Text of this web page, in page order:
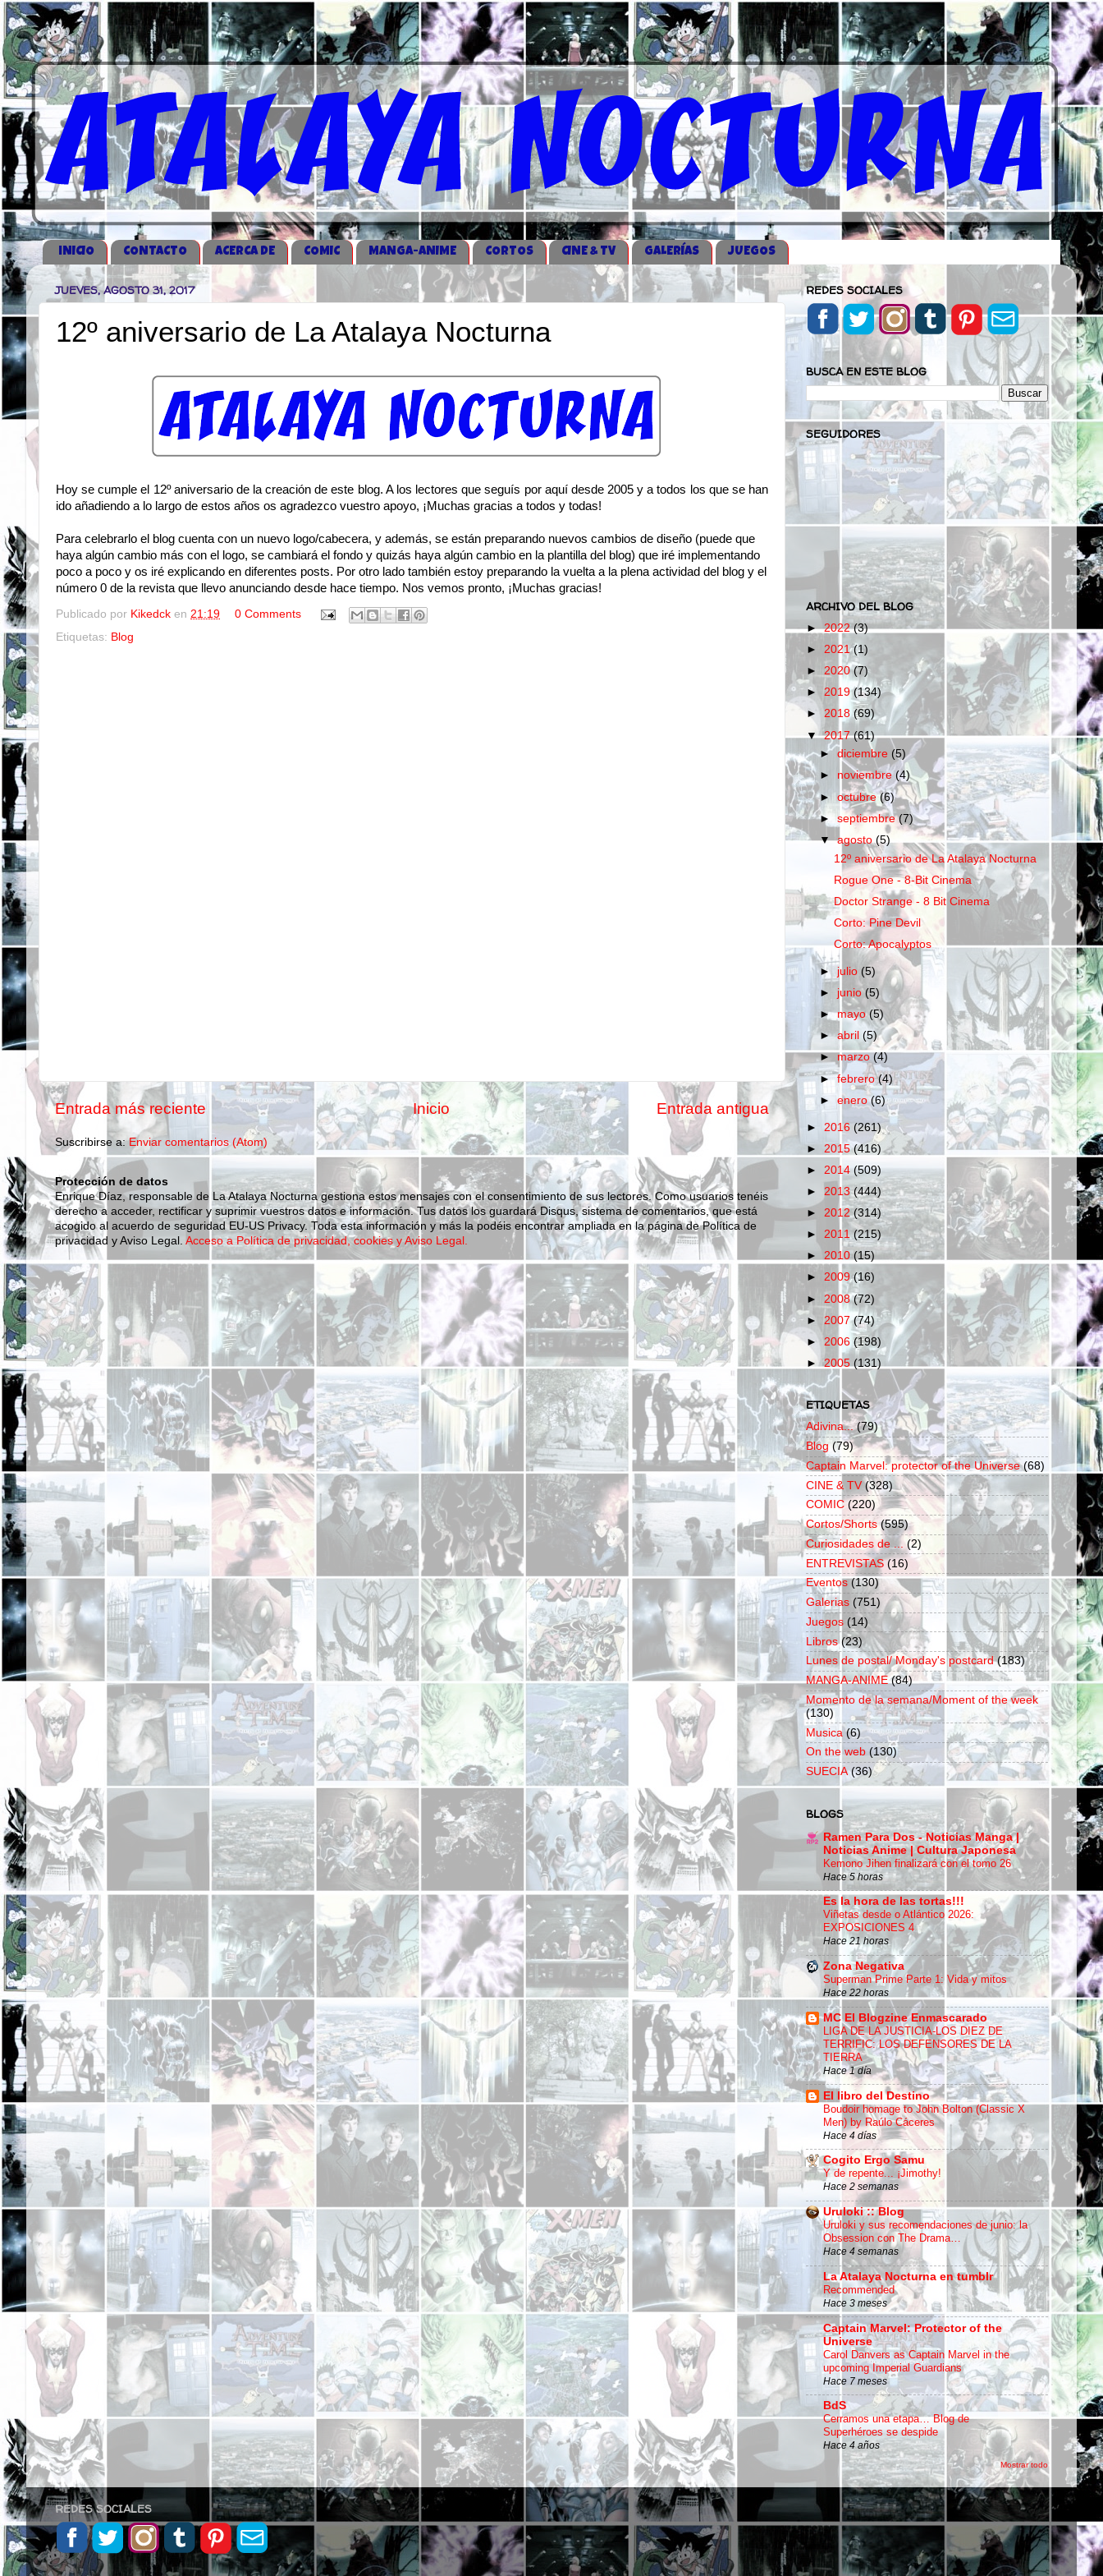
iNICIO CONTACTO ACERCA DE COMIC MANGA-ANIME CORTOS CINE & TV GALERÍAS JUEGOS
JUEVES, AGOSTO 31, 2017
12º aniversario de La Atalaya Nocturna
Hoy se cumple el 12º aniversario de la creación de este blog. A los lectores que seguís por aquí desde 2005 y a todos los que se han
ido añadiendo a lo largo de estos años os agradezco vuestro apoyo, ¡Muchas gracias a todos y todas!
Para celebrarlo el blog cuenta con un nuevo logo/cabecera, y además, se están preparando nuevos cambios de diseño (puede que
haya algún cambio más con el logo, se cambiará el fondo y quizás haya algún cambio en la plantilla del blog) que iré implementando
poco a poco y os iré explicando en diferentes posts. Por otro lado también estoy preparando la vuelta a la plena actividad del blog y el
número 0 de la revista que llevo anunciando desde hace tiempo. Nos vemos pronto, ¡Muchas gracias!
Publicado por Kikedck en 21:19
0 Comments
Etiquetas: Blog
Entrada más reciente Entrada antigua
Inicio
Suscribirse a:Enviar comentarios (Atom)
Protección de datos
Enrique Díaz, responsable de La Atalaya Nocturna gestiona estos mensajes con el consentimiento de sus lectores. Como usuarios tenéis
derecho a acceder, rectificar y suprimir vuestros datos e información. Tus datos los guardará Disqus, sistema de comentarios, que está
acogido al acuerdo de seguridad EU-US Privacy. Toda esta información y más la podéis encontrar ampliada en la página de Política de
privacidad y Aviso Legal. Acceso a Política de privacidad, cookies y Aviso Legal.
REDES SOCIALES
BUSCA EN ESTE BLOG
SEGUIDORES
ARCHIVO DEL BLOG
►2022(3)
► 2021(1)
► 2020(7)
► 2019(134)
► 2018(69)
▼2017(61)
►diciembre (5)
► noviembre (4)
►octubre(6)
►septiembre(7)
▼agosto(5)
12º aniversario de La Atalaya Nocturna
Rogue One - 8-Bit Cinema
Doctor Strange - 8 Bit Cinema
Corto: Pine Devil
Corto: Apocalyptos
► julio(5)
► junio(5)
►mayo(5)
►abril(5)
►marzo(4)
►febrero(4)
►enero(6)
► 2016 (261)
► 2015(416)
► 2014(509)
► 2013(444)
► 2012(314)
► 2011(215)
► 2010(15)
► 2009(16)
► 2008(72)
► 2007(74)
► 2006 (198)
►2005 (131)
ETIQUETAS
Adivina... (79)
Blog (79)
Captain Marvel: protector of the Universe (68)
CINE & TV (328)
COMIC (220)
Cortos/Shorts (595)
Curiosidades de ...
(2)
ENTREVISTAS (16)
Eventos (130)
Galerias (751)
Juegos (14)
Libros (23)
Lunes de postal/ Monday's postcard (183)
MANGA-ANIME (84)
Momento de la semana/Moment of the week
(130)
Musica (6)
On the web (130)
SUECIA (36)
BLOGS
Ramen Para Dos - Noticias Manga |
Noticias Anime | Cultura Japonesa
Kemono Jihen finalizará con el tomo 26
Hace 5 horas
Es la hora de las tortas!!!
Viñetas desde o Atlántico 2026:
EXPOSICIONES 4
Hace 21 horas
Zona Negativa
Superman Prime Parte 1: Vida y mitos
Hace 22 horas
MC El Blogzine Enmascarado
LIGA DE LA JUSTICIA-LOS DIEZ DE
TERRIFIC: LOS DEFENSORES DE LA
TIERRA
Hace 1 día
El libro del Destino
Boudoir homage to John Bolton (Classic X
Men) by Raúlo Cáceres
Hace 4 días
Cogito Ergo Samu
Y de repente... ¡Jimothy!
Hace 2 semanas
Uruloki :: Blog
Uruloki y sus recomendaciones de junio: la
Obsession con The Drama…
Hace 4 semanas
La Atalaya Nocturna en tumblr
Recommended
Hace 3 meses
Captain Marvel: Protector of the
Universe
Carol Danvers as Captain Marvel in the
upcoming Imperial Guardians
Hace 7 meses
BdS
Cerramos una etapa… Blog de
Superhéroes se despide
Hace 4 años
Mostrar todo
REDES SOCIALES